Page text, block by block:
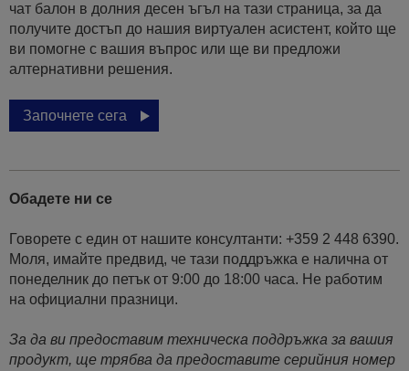
чат балон в долния десен ъгъл на тази страница, за да
получите достъп до нашия виртуален асистент, който ще
ви помогне с вашия въпрос или ще ви предложи
алтернативни решения.
Започнете сега
Обадете ни се
Говорете с един от нашите консултанти: +359 2 448 6390.
Моля, имайте предвид, че тази поддръжка е налична от
понеделник до петък от 9:00 до 18:00 часа. Не работим
на официални празници.
За да ви предоставим техническа поддръжка за вашия
продукт, ще трябва да предоставите серийния номер